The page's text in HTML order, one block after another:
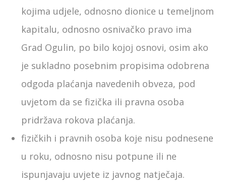
kojima udjele, odnosno dionice u temeljnom
kapitalu, odnosno osnivačko pravo ima
Grad Ogulin, po bilo kojoj osnovi, osim ako
je sukladno posebnim propisima odobrena
odgoda plaćanja navedenih obveza, pod
uvjetom da se fizička ili pravna osoba
pridržava rokova plaćanja.
fizičkih i pravnih osoba koje nisu podnesene
u roku, odnosno nisu potpune ili ne
ispunjavaju uvjete iz javnog natječaja.